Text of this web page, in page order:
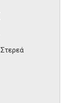
Στερεά